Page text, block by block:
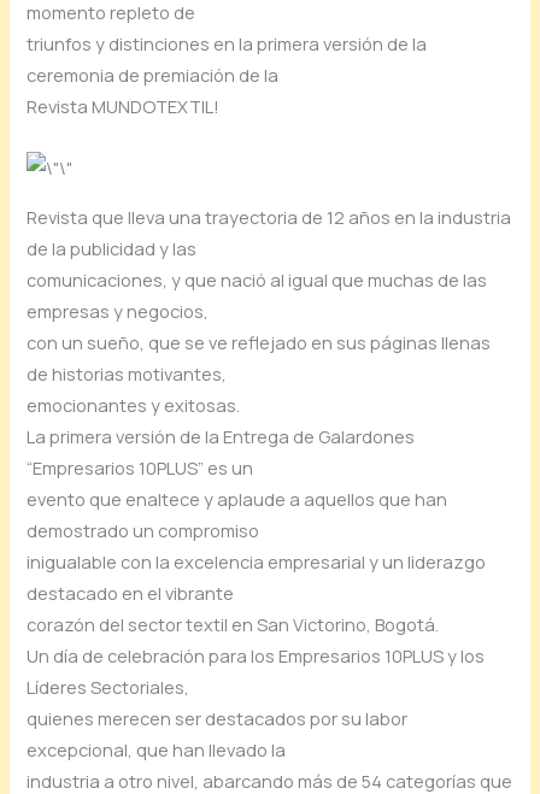
momento repleto de
triunfos y distinciones en la primera versión de la
ceremonia de premiación de la
Revista MUNDOTEXTIL!
Revista que lleva una trayectoria de 12 años en la industria
de la publicidad y las
comunicaciones, y que nació al igual que muchas de las
empresas y negocios,
con un sueño, que se ve reflejado en sus páginas llenas
de historias motivantes,
emocionantes y exitosas.
La primera versión de la Entrega de Galardones
“Empresarios 10PLUS” es un
evento que enaltece y aplaude a aquellos que han
demostrado un compromiso
inigualable con la excelencia empresarial y un liderazgo
destacado en el vibrante
corazón del sector textil en San Victorino, Bogotá.
Un día de celebración para los Empresarios 10PLUS y los
Líderes Sectoriales,
quienes merecen ser destacados por su labor
excepcional, que han llevado la
industria a otro nivel, abarcando más de 54 categorías que